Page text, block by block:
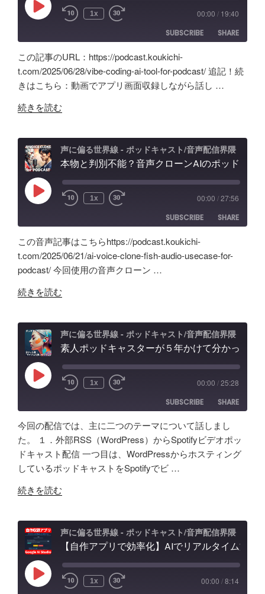
忘
リ
【Google
Studio】
バ
イ
ブ
コ
デ
ィ
ン
の
と
試
行
錯
の
記
録"
DR-
07X」
間
の
ポ
ッ
キ
ャ
ス
配
し
た
ノ
イ
除
去/
環
音
ほ
か
配
信
初
心
向
け
対
な
Play
Episode 1x 00:00 / 19:40
SUBSCRIBE
SHARE
Amazon
Apple Podcasts
RSS
Spotify
RSS FEED
SHARE
LINK
EMBED
この記事のURL：https://podcast.koukichi-
t.com/2025/06/28/vibe-coding-ai-tool-for-podcast/ 追記！続
きはこちら：動画でアプリ画面収録しながら話し …
"旧
え？
ポ
ド
ト
自
作
AI
ル
録。
集・
構
成
ま
で！
AI
Studio
イ
続きを読む
声に偏る世界線 - ポッドキャスト/音声配信界隈
Play
Episode 1x 00:00 /27:56
SUBSCRIBE
SHARE
Amazon
Apple Podcasts
RSS
RSS FEED
SHARE
LINK
EMBED
この音声記事はこちらhttps://podcast.koukichi-
t.com/2025/06/21/ai-voice-clone-fish-audio-usecase-for-
podcast/ 今回使用の音声クローン …
"本
判
能？
ロ
ー
ン
AI
の
ッ
ド
ス
続きを読む
声に偏る世界線 - ポッドキャスト/音声配信界隈
Play
Episode 1x 00:00 /25:28
SUBSCRIBE
SHARE
Amazon
Apple Podcasts
RSS
Spotify
RSS FEED
SHARE
LINK
EMBED
今回の配信では、主に二つのテーマについて話しまし
た。 １．外部RSS（WordPress）からSpotifyビデオポッ
ドキャスト配信 一つ目は、WordPressからホスティング
しているポッドキャストをSpotifyでビ …
"素
ポ
ッ
ャ
続きを読む
声に偏る世界線 - ポッドキャスト/音声配信界隈
Play
Episode 1x 00:00 /8:14